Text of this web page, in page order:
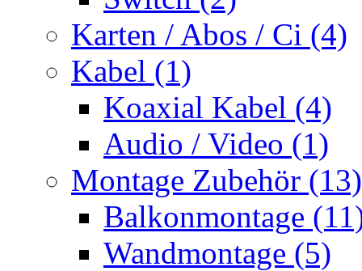
Karten / Abos / Ci (4)
Kabel (1)
Koaxial Kabel (4)
Audio / Video (1)
Montage Zubehör (13)
Balkonmontage
Wandmontage (5)